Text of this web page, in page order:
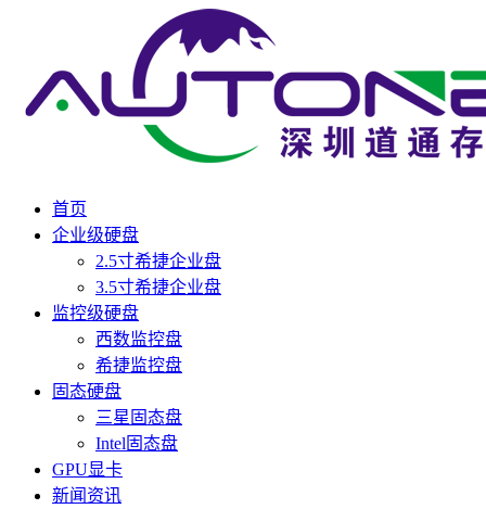
首页
企业级硬盘
2.5寸希捷企业盘
3.5寸希捷企业盘
监控级硬盘
西数监控盘
希捷监控盘
固态硬盘
三星固态盘
Intel固态盘
GPU显卡
新闻资讯